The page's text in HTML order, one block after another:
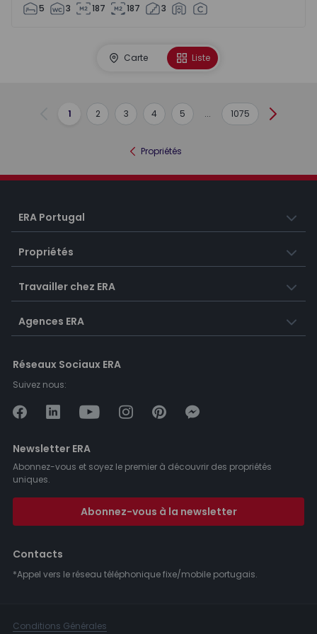
5 3 187 187 3
Carte Liste
Précédent
1 2 3 4 5 ... 1075 Suivant
Propriétés
ERA Portugal
Propriétés
Travailler chez ERA
Agences ERA
Réseaux Sociaux ERA
Suivez nous:
Newsletter ERA
Abonnez-vous et soyez le premier à découvrir des propriétés
uniques.
Abonnez-vous à la newsletter
Contacts
*Appel vers le réseau téléphonique fixe/mobile portugais.
Conditions Générales